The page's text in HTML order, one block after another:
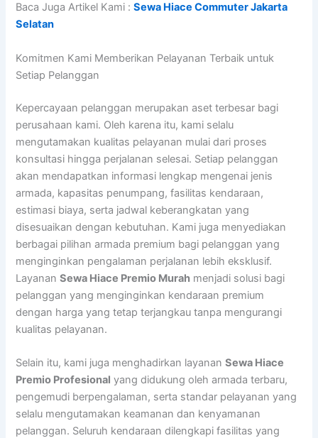
Baca Juga Artikel Kami :Sewa Hiace Commuter Jakarta
Selatan
Komitmen Kami Memberikan Pelayanan Terbaik untuk
Setiap Pelanggan
Kepercayaan pelanggan merupakan aset terbesar bagi
perusahaan kami. Oleh karena itu, kami selalu
mengutamakan kualitas pelayanan mulai dari proses
konsultasi hingga perjalanan selesai. Setiap pelanggan
akan mendapatkan informasi lengkap mengenai jenis
armada, kapasitas penumpang, fasilitas kendaraan,
estimasi biaya, serta jadwal keberangkatan yang
disesuaikan dengan kebutuhan. Kami juga menyediakan
berbagai pilihan armada premium bagi pelanggan yang
menginginkan pengalaman perjalanan lebih eksklusif.
LayananSewa Hiace Premio Murah menjadi solusi bagi
pelanggan yang menginginkan kendaraan premium
dengan harga yang tetap terjangkau tanpa mengurangi
kualitas pelayanan.
Selain itu, kami juga menghadirkan layananSewa Hiace
Premio Profesional yang didukung oleh armada terbaru,
pengemudi berpengalaman, serta standar pelayanan yang
selalu mengutamakan keamanan dan kenyamanan
pelanggan. Seluruh kendaraan dilengkapi fasilitas yang